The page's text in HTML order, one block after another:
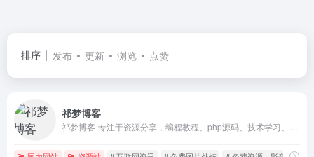
排序 发布 更新 浏览 点赞
祁梦博客